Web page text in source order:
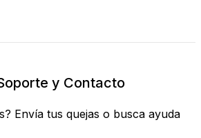
y Contacto
Envía tus quejas o busca ayuda